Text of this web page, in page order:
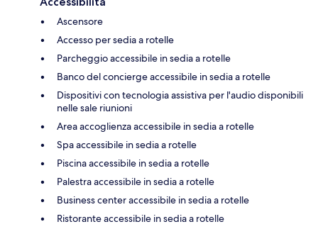
Ascensore
Accesso per sedia a rotelle
Parcheggio accessibile in sedia a rotelle
Banco del concierge accessibile in sedia a rotelle
Dispositivi con tecnologia assistiva per l'audio disponibili
nelle sale riunioni
Area accoglienza accessibile in sedia a rotelle
Spa accessibile in sedia a rotelle
Piscina accessibile in sedia a rotelle
Palestra accessibile in sedia a rotelle
Business center accessibile in sedia a rotelle
Ristorante accessibile in sedia a rotelle